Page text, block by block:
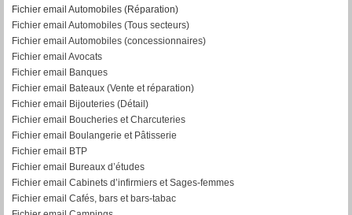
Fichier email Automobiles (Réparation)
Fichier email Automobiles (Tous secteurs)
Fichier email Automobiles (concessionnaires)
Fichier email Avocats
Fichier email Banques
Fichier email Bateaux (Vente et réparation)
Fichier email Bijouteries (Détail)
Fichier email Boucheries et Charcuteries
Fichier email Boulangerie et Pâtisserie
Fichier email BTP
Fichier email Bureaux d’études
Fichier email Cabinets d’infirmiers et Sages-femmes
Fichier email Cafés, bars et bars-tabac